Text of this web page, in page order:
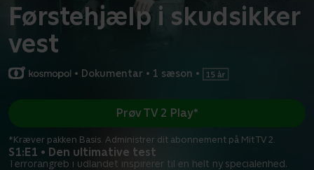
Førstehjælp i skudsikker
vest
• Dokumentar • 1 sæson •
S1:E1 • Den ultimative test
Terrorangreb i udlandet inspirerer til en helt ny specialenhed.
Prøv TV 2 Play*
*Kræver pakken Basis. Administrer dit abonnement på Mit TV 2.